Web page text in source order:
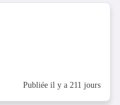
Publiée il y a 211 jours